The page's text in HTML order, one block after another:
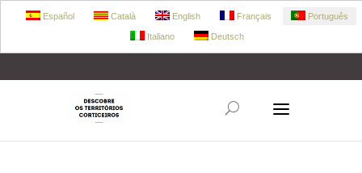
Español Català English Français Português
Italiano Deutsch